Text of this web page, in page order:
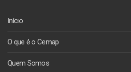
Início
O que é o Cemap
Quem Somos